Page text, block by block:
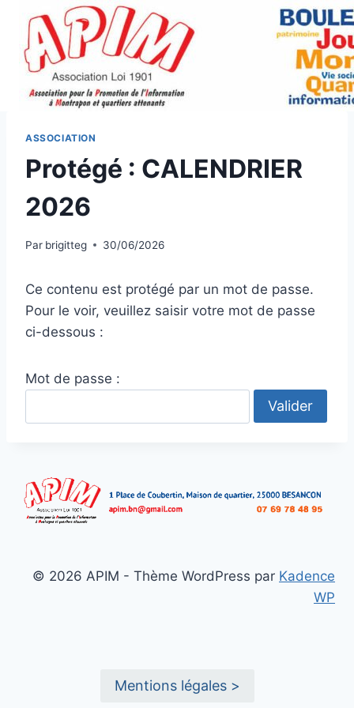
contenu
ASSOCIATION
Protégé : CALENDRIER
2026
Par brigitteg 30/06/2026
Ce contenu est protégé par un mot de passe.
Pour le voir, veuillez saisir votre mot de passe
ci-dessous :
Mot de passe :
© 2026 APIM - Thème WordPress par Kadence
WP
Mentions légales >